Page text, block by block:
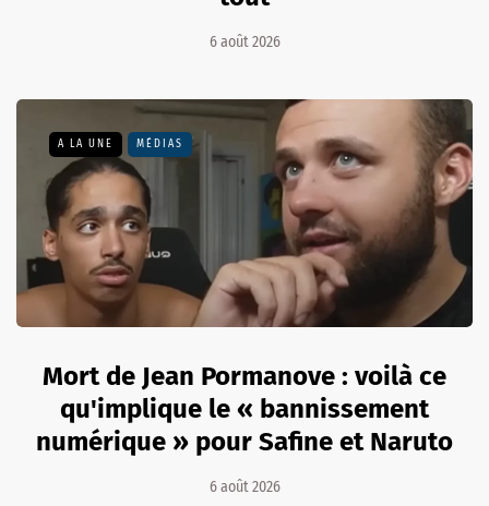
6 août 2026
A LA UNE MÉDIAS
Mort de Jean Pormanove : voilà ce
qu'implique le « bannissement
numérique » pour Safine et Naruto
6 août 2026